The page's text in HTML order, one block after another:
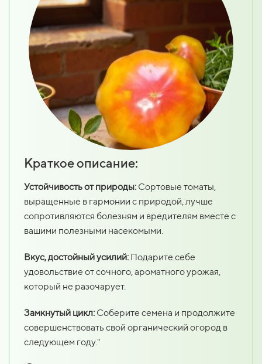
Краткое описание:
Устойчивость от природы: Сортовые томаты,
выращенные в гармонии с природой, лучше
сопротивляются болезням и вредителям вместе с
вашими полезными насекомыми.
Вкус, достойный усилий: Подарите себе
удовольствие от сочного, ароматного урожая,
который не разочарует.
Замкнутый цикл: Соберите семена и продолжите
совершенствовать свой органический огород в
следующем году."